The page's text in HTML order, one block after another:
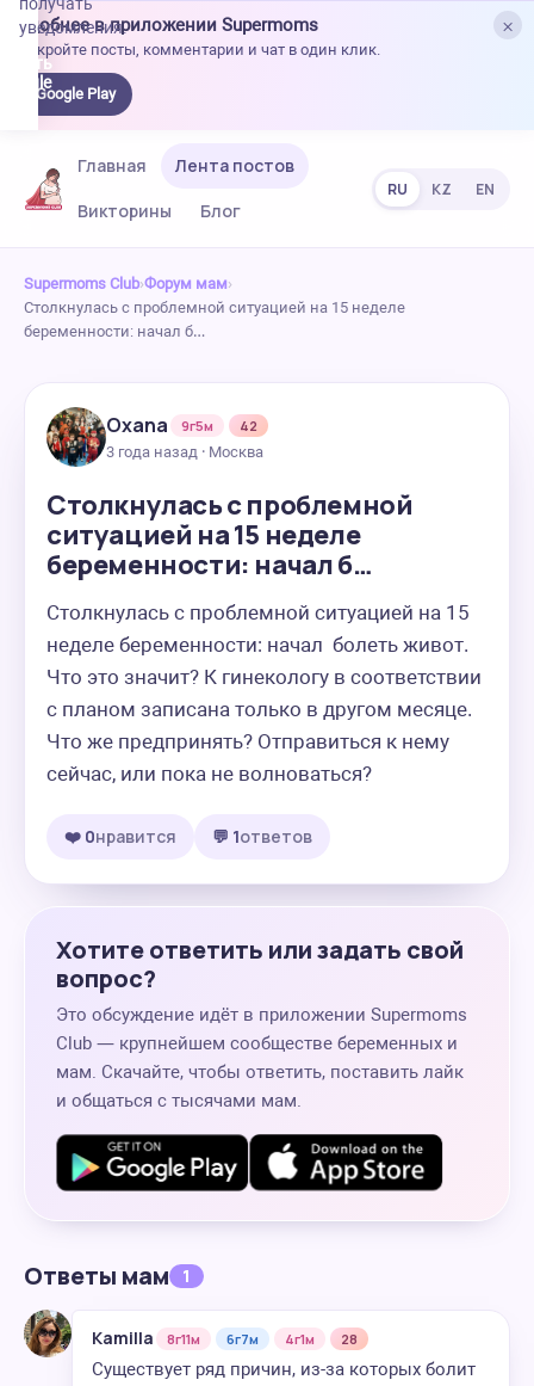
×
Удобнее в приложении Supermoms
Откройте посты, комментарии и чат в один клик.
Google Play
уведомления.
Главная
Лента постов
Викторины
Блог
RU KZ EN
Supermoms Club›Форум мам›
Столкнулась с проблемной ситуацией на 15 неделе
беременности: начал б…
Oxana 9г5м
42
3 года назад · Москва
Столкнулась с проблемной
ситуацией на 15 неделе
беременности: начал б…
Столкнулась с проблемной ситуацией на 15
неделе беременности: начал  болеть живот.
Что это значит? К гинекологу в соответствии
с планом записана только в другом месяце.
Что же предпринять? Отправиться к нему
сейчас, или пока не волноваться?
❤️ 0нравится 💬 1ответов
Хотите ответить или задать свой
вопрос?
Это обсуждение идёт в приложении Supermoms
Club — крупнейшем сообществе беременных и
мам. Скачайте, чтобы ответить, поставить лайк
и общаться с тысячами мам.
Ответы мам 1
Kamilla 8г11м 6г7м 4г1м 28
Существует ряд причин, из-за которых болит